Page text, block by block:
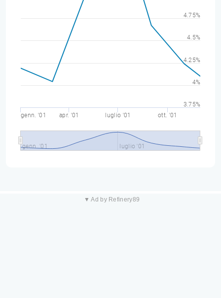
genn. '01 apr. '01 luglio '01 ott. '01
genn. '01 luglio '01
3.75%
4%
4.25%
4.5%
4.75%
▼ Ad by Refinery89